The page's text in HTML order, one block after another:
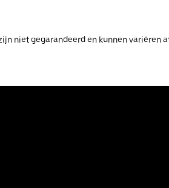
niet gegarandeerd en kunnen variëren